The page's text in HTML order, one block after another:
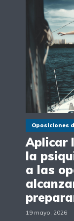
Oposiciones
Aplicar
la
a las
19 mayo, 2026